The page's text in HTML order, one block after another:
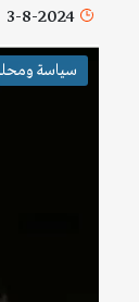
3-8-2024
سياسة